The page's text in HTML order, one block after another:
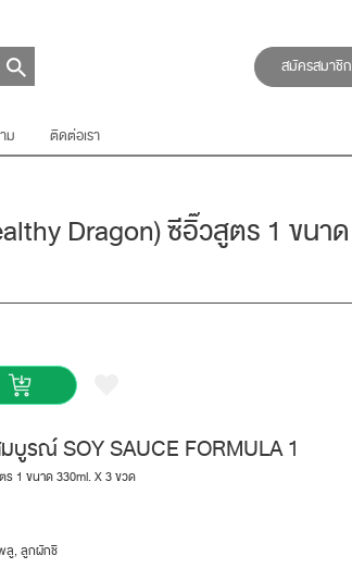
สมัครสมาชิก
ม ติดต่อเรา
Dragon) ซีอิ๊วสูตร 1 ขนาด
บูรณ์ SOY SAUCE FORMULA 1
1 ขนาด 330ml. X 3 ขวด
ลู, ลูกผักชี